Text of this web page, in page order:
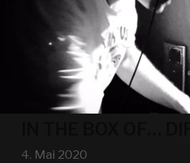
4. Mai 2020